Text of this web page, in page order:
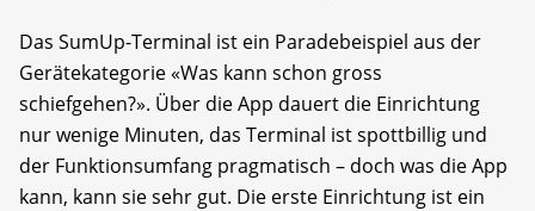
Das SumUp-Terminal ist ein Paradebeispiel aus der
Gerätekategorie «Was kann schon gross
schiefgehen?». Über die App dauert die Einrichtung
nur wenige Minuten, das Terminal ist spottbillig und
der Funktionsumfang pragmatisch – doch was die App
kann, kann sie sehr gut. Die erste Einrichtung ist ein